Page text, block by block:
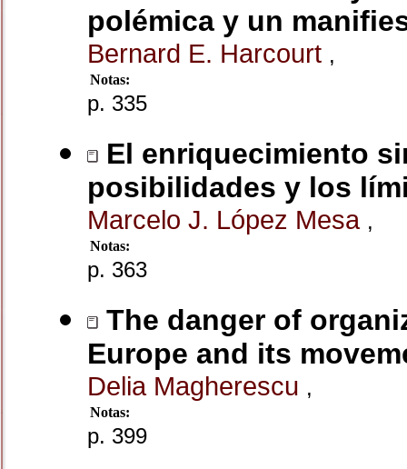
polémica y un
Bernard E. Harcourt ,
Notas:
p. 335
El enriquecimiento
posibilidades y los
Marcelo J. López Mesa ,
Notas:
p. 363
The danger of
Europe and its
Delia Magherescu ,
Notas:
p. 399